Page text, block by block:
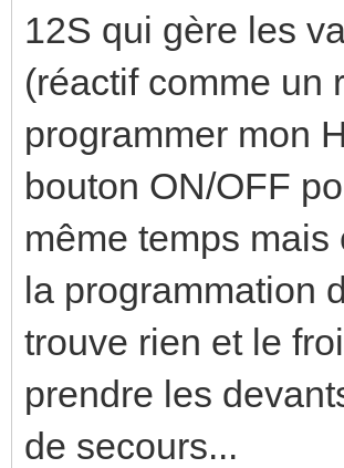
12S qui gère les
(réactif comme un
programmer mon
bouton ON/OFF
même temps
la programmation
trouve rien et le
prendre les
de secours...